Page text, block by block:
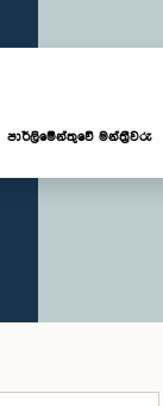
පාර්ලි‌මේන්තුවේ මන්ත්‍රීවරු